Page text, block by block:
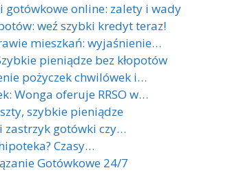
gotówkowe online: zalety i wady
weź szybki kredyt teraz!
mieszkań: wyjaśnienie…
pieniądze bez kłopotów
pożyczek chwilówek i…
Wonga oferuje RRSO w…
szybkie pieniądze
zastrzyk gotówki czy…
Czasy…
Gotówkowe 24/7